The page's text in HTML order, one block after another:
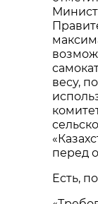
весу,
перед
Есть,